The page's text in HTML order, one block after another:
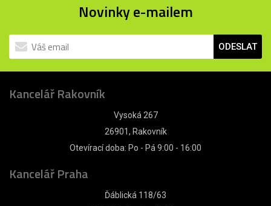
Novinky e-mailem
ODESLAT
Kancelář Rakovník
Vysoká 267
26901, Rakovník
Otevírací doba: Po - Pá 9:00 - 16:00
Kancelář Praha
Ďáblická 118/63